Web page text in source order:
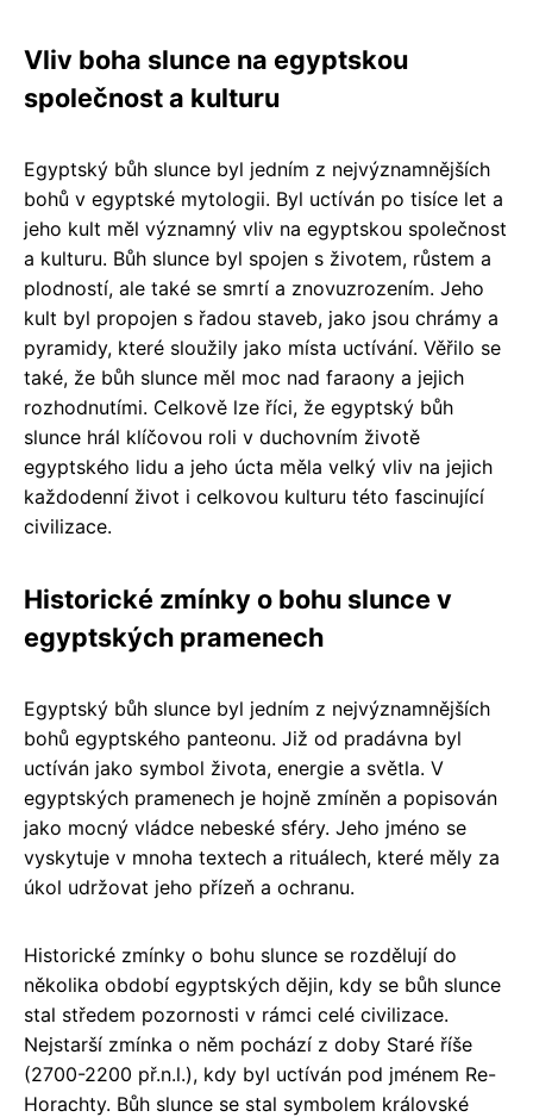
Vliv boha slunce na egyptskou
společnost a kulturu
Egyptský bůh slunce byl jedním z nejvýznamnějších
bohů v egyptské mytologii. Byl uctíván po tisíce let a
jeho kult měl významný vliv na egyptskou společnost
a kulturu. Bůh slunce byl spojen s životem, růstem a
plodností, ale také se smrtí a znovuzrozením. Jeho
kult byl propojen s řadou staveb, jako jsou chrámy a
pyramidy, které sloužily jako místa uctívání. Věřilo se
také, že bůh slunce měl moc nad faraony a jejich
rozhodnutími. Celkově lze říci, že egyptský bůh
slunce hrál klíčovou roli v duchovním životě
egyptského lidu a jeho úcta měla velký vliv na jejich
každodenní život i celkovou kulturu této fascinující
civilizace.
Historické zmínky o bohu slunce v
egyptských pramenech
Egyptský bůh slunce byl jedním z nejvýznamnějších
bohů egyptského panteonu. Již od pradávna byl
uctíván jako symbol života, energie a světla. V
egyptských pramenech je hojně zmíněn a popisován
jako mocný vládce nebeské sféry. Jeho jméno se
vyskytuje v mnoha textech a rituálech, které měly za
úkol udržovat jeho přízeň a ochranu.
Historické zmínky o bohu slunce se rozdělují do
několika období egyptských dějin, kdy se bůh slunce
stal středem pozornosti v rámci celé civilizace.
Nejstarší zmínka o něm pochází z doby Staré říše
(2700-2200 př.n.l.), kdy byl uctíván pod jménem Re-
Horachty. Bůh slunce se stal symbolem královské